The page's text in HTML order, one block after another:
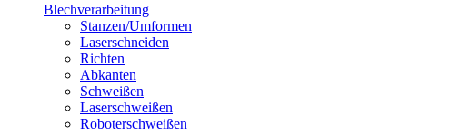
Blechverarbeitung
Stanzen/Umformen
Laserschneiden
Richten
Abkanten
Schweißen
Laserschweißen
Roboterschweißen